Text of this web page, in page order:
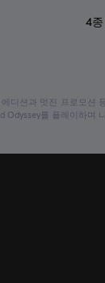
4종
션과 멋진 프로모
를 플레이하